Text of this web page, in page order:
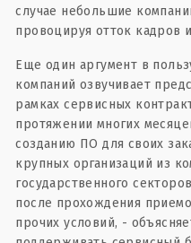
случае небольшие
провоцируя отток кадров
Еще один аргумент в
компаний озвучивает
рамках сервисных
протяжении многих
созданию ПО для своих
крупных организаций из
государственного
после прохождения
прочих условий, -